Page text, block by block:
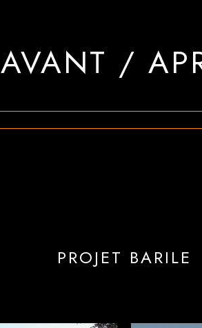
AVANT /
PROJET BARILE